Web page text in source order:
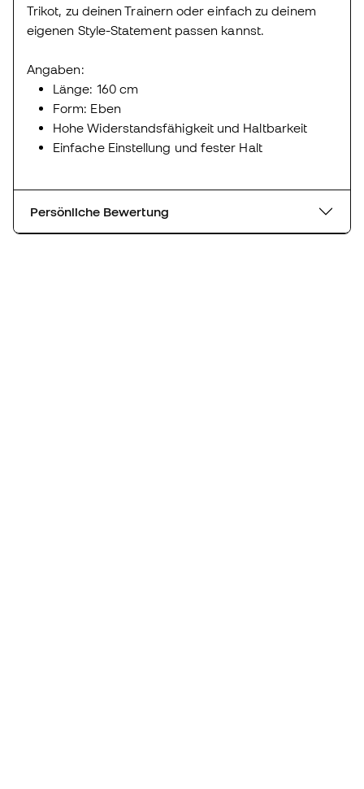
Trikot, zu deinen Trainern oder einfach zu deinem
eigenen Style-Statement passen kannst.
Angaben:
Länge: 160 cm
Form: Eben
Hohe Widerstandsfähigkeit und Haltbarkeit
Einfache Einstellung und fester Halt
Persönliche Bewertung